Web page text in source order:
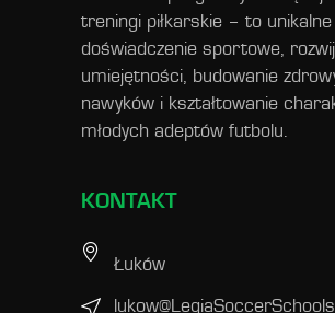
treningi piłkarskie – to unikalne
doświadczenie sportowe,
umiejętności, budowanie
nawyków i kształtowanie
młodych adeptów futbolu.
KONTAKT
Łuków